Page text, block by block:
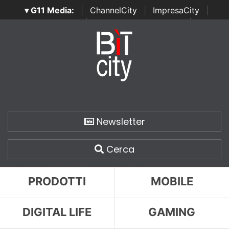
▾ G11 Media: ChannelCity ImpresaCity
SecurityOpenLab | Italian Channel Awards | Italian
Italian Security Awards
Newsletter
Cerca
PRODOTTI MOBILE
DIGITAL LIFE GAMING